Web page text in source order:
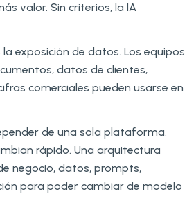
valor. Sin criterios, la IA
la exposición de datos. Los equipos
datos de clientes,
comerciales pueden usarse en
de una sola plataforma.
rápido. Una arquitectura
negocio, datos, prompts,
para poder cambiar de modelo